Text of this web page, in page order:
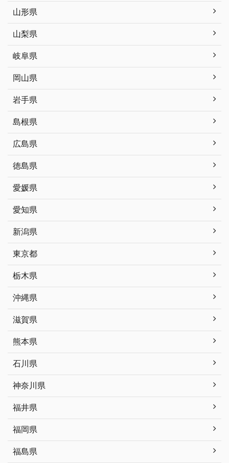
山形県
山梨県
岐阜県
岡山県
岩手県
島根県
広島県
徳島県
愛媛県
愛知県
新潟県
東京都
栃木県
沖縄県
滋賀県
熊本県
石川県
神奈川県
福井県
福岡県
福島県